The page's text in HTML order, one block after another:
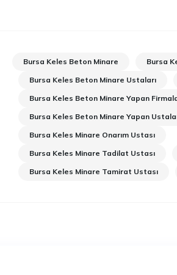
Bursa Keles Beton Minare
Bursa
Bursa Keles Beton Minare Ustaları
Bursa Keles Beton Minare Yapan
Bursa Keles Beton Minare Yapan
Bursa Keles Minare Onarım Ustası
Bursa Keles Minare Tadilat Ustası
Bursa Keles Minare Tamirat Ustası